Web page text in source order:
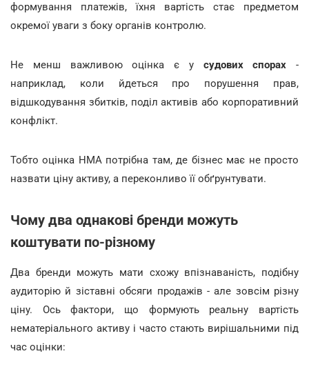
формування платежів, їхня вартість стає предметом
окремої уваги з боку органів контролю.
Не менш важливою оцінка є у судових спорах -
наприклад, коли йдеться про порушення прав,
відшкодування збитків, поділ активів або корпоративний
конфлікт.
Тобто оцінка НМА потрібна там, де бізнес має не просто
назвати ціну активу, а переконливо її обґрунтувати.
Чому два однакові бренди можуть
коштувати по-різному
Два бренди можуть мати схожу впізнаваність, подібну
аудиторію й зіставні обсяги продажів - але зовсім різну
ціну. Ось фактори, що формують реальну вартість
нематеріального активу і часто стають вирішальними під
час оцінки: